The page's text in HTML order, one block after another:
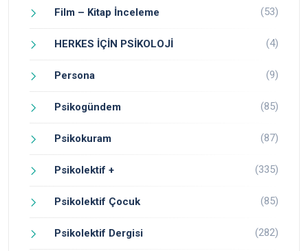
Film – Kitap İnceleme (53)
HERKES İÇİN PSİKOLOJİ (4)
Persona (9)
Psikogündem (85)
Psikokuram (87)
Psikolektif + (335)
Psikolektif Çocuk (85)
Psikolektif Dergisi (282)